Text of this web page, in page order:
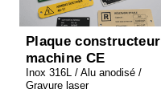
Plaque constructeur
machine CE
Inox 316L / Alu anodisé /
Gravure laser